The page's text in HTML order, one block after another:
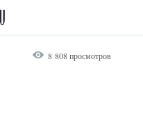
8 808 просмотров